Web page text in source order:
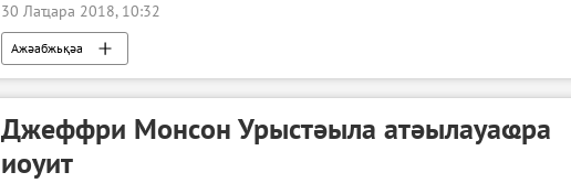
30 Лаҵара 2018, 10:32
Ажәабжьқәа
Джеффри Монсон Урыстәыла атәылауаҩра
иоуит